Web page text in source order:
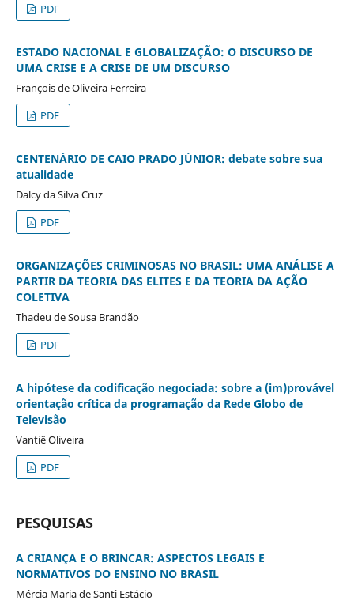
PDF
ESTADO NACIONAL E GLOBALIZAÇÃO: O DISCURSO DE
UMA CRISE E A CRISE DE UM DISCURSO
François de Oliveira Ferreira
PDF
CENTENÁRIO DE CAIO PRADO JÚNIOR: debate sobre sua
atualidade
Dalcy da Silva Cruz
PDF
ORGANIZAÇÕES CRIMINOSAS NO BRASIL: UMA ANÁLISE A
PARTIR DA TEORIA DAS ELITES E DA TEORIA DA AÇÃO
COLETIVA
Thadeu de Sousa Brandão
PDF
A hipótese da codificação negociada: sobre a (im)provável
orientação crítica da programação da Rede Globo de
Televisão
Vantiê Oliveira
PDF
PESQUISAS
A CRIANÇA E O BRINCAR: ASPECTOS LEGAIS E
NORMATIVOS DO ENSINO NO BRASIL
Mércia Maria de Santi Estácio